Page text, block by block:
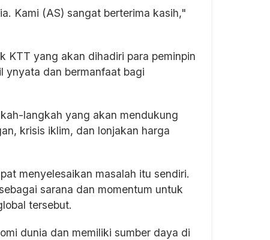
Kami (AS) sangat berterima kasih,"
KTT yang akan dihadiri para peminpin
ynyata dan bermanfaat bagi
langkah yang akan mendukung
krisis iklim, dan lonjakan harga
menyelesaikan masalah itu sendiri.
sarana dan momentum untuk
tersebut.
dunia dan memiliki sumber daya di